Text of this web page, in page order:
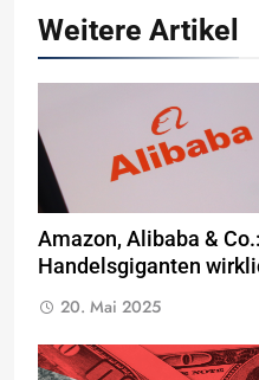
Weitere Artikel
Amazon, Alibaba &
Handelsgiganten
20. Mai 2025